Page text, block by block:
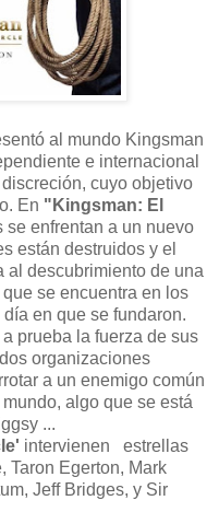
al mundo Kingsman
e internacional
cuyo objetivo
En "Kingsman: El
se enfrentan a un nuevo
están destruidos y el
al descubrimiento de una
se encuentra en los
en que se fundaron.
prueba la fuerza de sus
organizaciones
a un enemigo común
algo que se está
...
intervienen estrellas
Taron Egerton, Mark
Jeff Bridges, y Sir